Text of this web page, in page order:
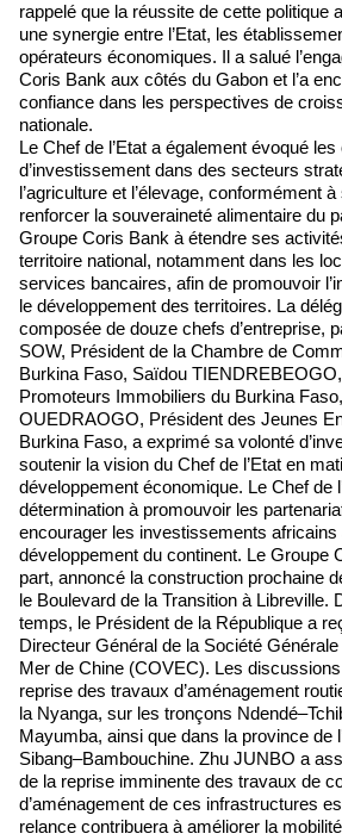
rappelé que la réussite de cette politique
une synergie entre l’Etat, les
opérateurs économiques. Il a salué
Coris Bank aux côtés du Gabon et l’a
confiance dans les perspectives de
nationale.
Le Chef de l’Etat a également évoqué
d’investissement dans des secteurs
l’agriculture et l’élevage, conformément
renforcer la souveraineté alimentaire du
Groupe Coris Bank à étendre ses
territoire national, notamment dans les
services bancaires, afin de promouvoir
le développement des territoires. La
composée de douze chefs d’entreprise,
SOW, Président de la Chambre de
Burkina Faso, Saïdou
Promoteurs Immobiliers du Burkina
OUEDRAOGO, Président des Jeunes
Burkina Faso, a exprimé sa volonté
soutenir la vision du Chef de l’Etat en
développement économique. Le Chef de
détermination à promouvoir les
encourager les investissements
développement du continent. Le Groupe
part, annoncé la construction prochaine
le Boulevard de la Transition à Libreville.
temps, le Président de la République a
Directeur Général de la Société Générale
Mer de Chine (COVEC). Les
reprise des travaux d’aménagement
la Nyanga, sur les tronçons
Mayumba, ainsi que dans la province de
Sibang–Bambouchine. Zhu JUNBO a
de la reprise imminente des travaux de
d’aménagement de ces infrastructures
relance contribuera à améliorer la